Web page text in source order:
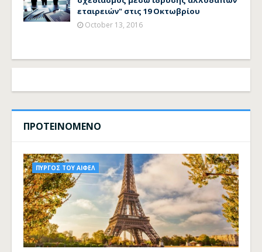
εταιρειών" στις 19 Οκτωβρίου
October 13, 2016
ΠΡΟΤΕΙΝΟΜΕΝΟ
ΠΥΡΓΟΣ ΤΟΥ ΑΙΦΕΛ